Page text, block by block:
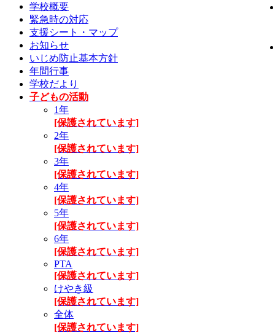
学校概要
緊急時の対応
支援シート・マップ
お知らせ
いじめ防止基本方針
年間行事
学校だより
子どもの活動
1年
[保護されています]
2年
[保護されています]
3年
[保護されています]
4年
[保護されています]
5年
[保護されています]
6年
[保護されています]
PTA
[保護されています]
けやき級
[保護されています]
全体
[保護されています]